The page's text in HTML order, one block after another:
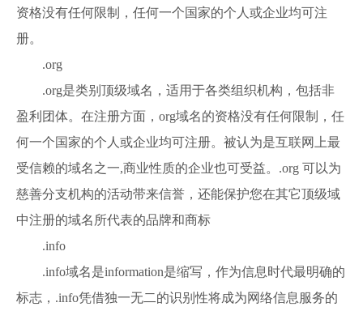
资格没有任何限制，任何一个国家的个人或企业均可注
册。
.org
.org是类别顶级域名，适用于各类组织机构，包括非
盈利团体。在注册方面，org域名的资格没有任何限制，任
何一个国家的个人或企业均可注册。被认为是互联网上最
受信赖的域名之一,商业性质的企业也可受益。.org 可以为
慈善分支机构的活动带来信誉，还能保护您在其它顶级域
中注册的域名所代表的品牌和商标
.info
.info域名是information是缩写，作为信息时代最明确的
标志，.info凭借独一无二的识别性将成为网络信息服务的